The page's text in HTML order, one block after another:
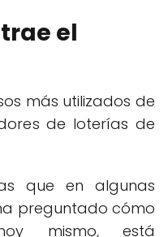
el
más utilizados de
de loterías de
que en algunas
preguntado cómo
mismo, está